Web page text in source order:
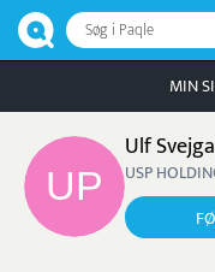
Søg i Paqle
MIN
Ulf
USP